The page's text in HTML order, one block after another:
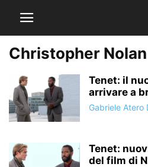
Christopher Nolan
Tenet: il
arrivare a
Gabriele Atero
Tenet:
del film di